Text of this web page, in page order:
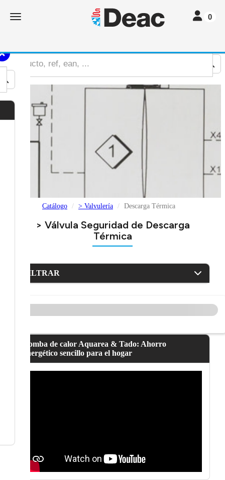
Toggle navigation Toggle
0
Catálogo > Valvulería Descarga Térmica
> Válvula Seguridad de Descarga
Térmica
FILTRAR
Bomba de calor Aquarea & Tado: Ahorro
energético sencillo para el hogar